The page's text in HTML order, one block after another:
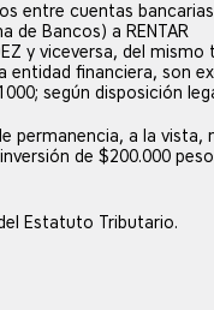
entre cuentas
de Bancos) a RENTAR
y viceversa, del
entidad financiera, son
según disposición
permanencia, a la vista,
de $200.000
Estatuto Tributario.